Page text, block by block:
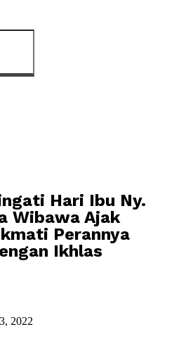
Hari Ibu Ny.
Wibawa Ajak
Perannya
Ikhlas
2022